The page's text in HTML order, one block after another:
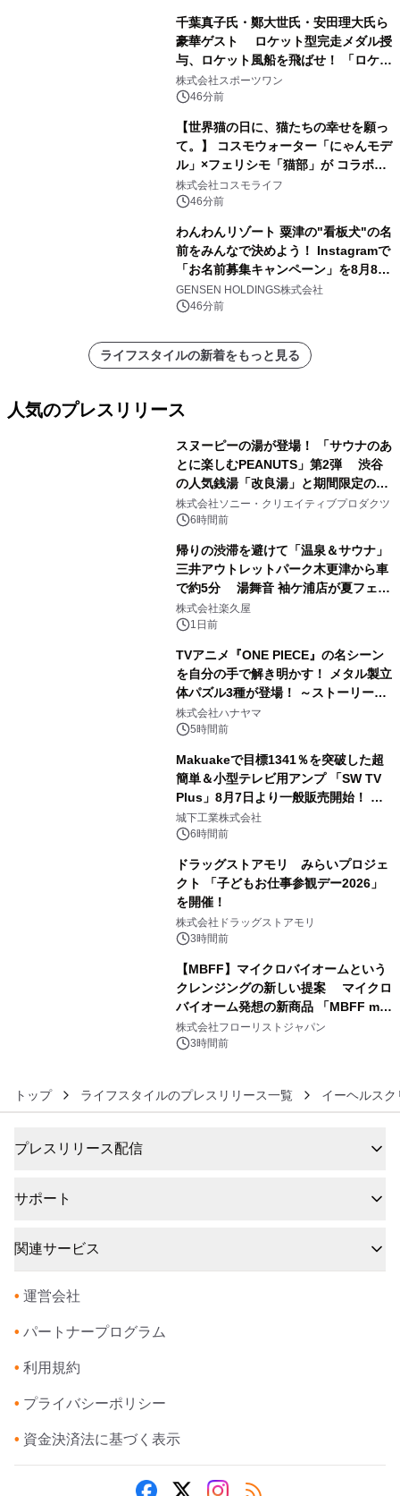
千葉真子氏・鄭大世氏・安田理大氏ら
豪華ゲスト ロケット型完走メダル授
与、ロケット風船を飛ばせ！ 「ロケッ
トマラソン2026」開催
株式会社スポーツワン
46分前
【世界猫の日に、猫たちの幸せを願っ
て。】 コスモウォーター「にゃんモデ
ル」×フェリシモ「猫部」が コラボキ
ャンペーンを実施
株式会社コスモライフ
46分前
わんわんリゾート 粟津の"看板犬"の名
前をみんなで決めよう！ Instagramで
「お名前募集キャンペーン」を8月8日
(土)より開催
GENSEN HOLDINGS株式会社
46分前
ライフスタイルの新着をもっと見る
人気のプレスリリース
スヌーピーの湯が登場！ 「サウナのあ
とに楽しむPEANUTS」第2弾 渋谷
の人気銭湯「改良湯」と期間限定のコ
ラボレーション サウナイキタイコラ
ボグッズも発売決定！
株式会社ソニー・クリエイティブプロダクツ
6時間前
帰りの渋滞を避けて「温泉＆サウナ」
三井アウトレットパーク木更津から車
で約5分 湯舞音 袖ケ浦店が夏フェア
メニューを提供
株式会社楽久屋
1日前
TVアニメ『ONE PIECE』の名シーン
を自分の手で解き明かす！ メタル製立
体パズル3種が登場！ ～ストーリーと
ギミックが融合した 大人の体験型パズ
ルが8月7日(金)12時より先行予約受付
株式会社ハナヤマ
5時間前
Makuakeで目標1341％を突破した超
簡単＆小型テレビ用アンプ 「SW TV
Plus」8月7日より一般販売開始！ ケ
ーブル1本つなぐだけ、テレビの音が
ぐっと豊かに
城下工業株式会社
6時間前
ドラッグストアモリ みらいプロジェ
クト 「子どもお仕事参観デー2026」
を開催！
株式会社ドラッグストアモリ
3時間前
【MBFF】マイクロバイオームという
クレンジングの新しい提案 マイクロ
バイオーム発想の新商品 「MBFF mb
クレンジングPRO」を2026年8月6日
発売
株式会社フローリストジャパン
3時間前
トップ ライフスタイルのプレスリリース一覧 イーヘルス
プレスリリース配信
サポート
関連サービス
• 運営会社
• パートナープログラム
• 利用規約
• プライバシーポリシー
• 資金決済法に基づく表示